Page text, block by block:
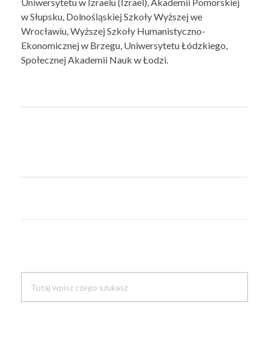
w Słupsku, Dolnośląskiej Szkoły Wyższej we
Wrocławiu, Wyższej Szkoły Humanistyczno-
Ekonomicznej w Brzegu, Uniwersytetu Łódzkiego,
Społecznej Akademii Nauk w Łodzi.